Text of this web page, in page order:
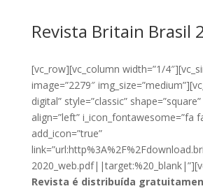
Revista Britain Brasil
[vc_row][vc_column width=”1/
image=”2279″
digital” style=”classic”
align=”left” i_icon_fontawesome=”fa
add_icon=”true”
Revista é distribuída